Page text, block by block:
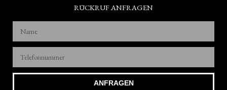
RÜCKRUF ANFRAGEN
ANFRAGEN